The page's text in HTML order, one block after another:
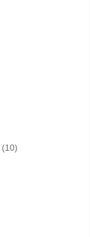
(10)